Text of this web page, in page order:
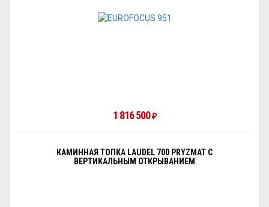
1 816 500₽
КАМИННАЯ ТОПКА LAUDEL 700 PRYZMAT С
ВЕРТИКАЛЬНЫМ ОТКРЫВАНИЕМ